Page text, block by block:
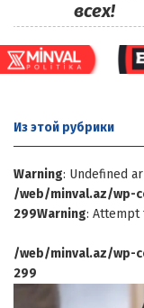
всех!
Из этой рубрики
Warning: Undefined
/web/minval.az/wp-
299Warning: Attempt
/web/minval.az/wp-
299